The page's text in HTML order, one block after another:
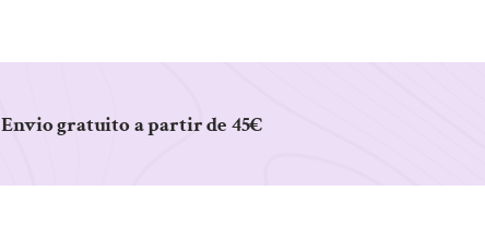
Envio gratuito a partir de 45€